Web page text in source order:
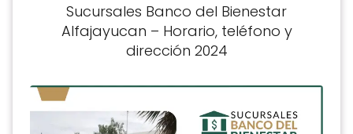
Sucursales Banco del Bienestar
Alfajayucan – Horario, teléfono y
dirección 2024